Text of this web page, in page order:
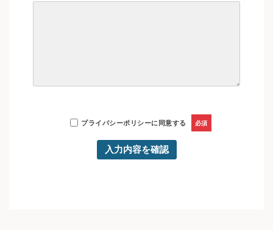
プライバシーポリシーに同意する 必須